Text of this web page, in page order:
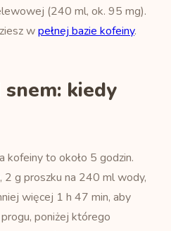
(240 ml, ok. 95 mg).
wpełnej bazie kofeiny.
kiedy
kofeiny to około 5 godzin.
2 g proszku na 240 ml wody,
więcej 1 h 47 min, aby
poniżej którego